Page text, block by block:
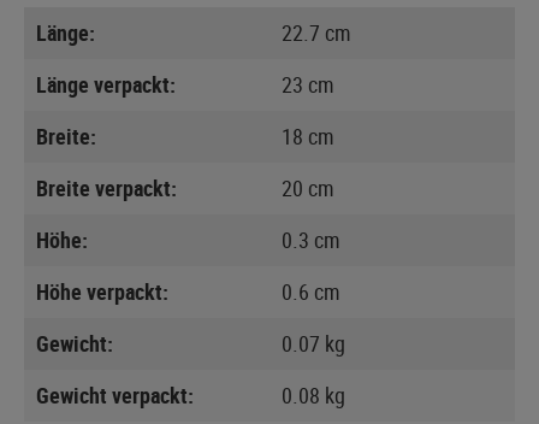
Länge:
22.7 cm
Länge verpackt:
23 cm
Breite:
18 cm
Breite verpackt:
20 cm
Höhe:
0.3 cm
Höhe verpackt:
0.6 cm
Gewicht:
0.07 kg
Gewicht verpackt:
0.08 kg